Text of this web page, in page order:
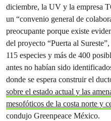
diciembre, la UV y la empresa
un “convenio general de
preocupante porque existe
del proyecto “Puerta al
115 especies y más de 400
antes no habían sido
donde se espera construir el
sobre el estado actual y las
mesofóticos de la costa norte y
condujo Greenpeace México.